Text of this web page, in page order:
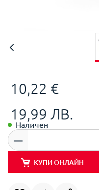
10,22 €
19,99 ЛВ.
Наличен
КУПИ ОНЛАЙН